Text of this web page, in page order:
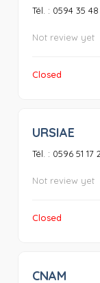
Tél. : 0594 35
Not review yet
Closed
URSIAE
Tél. : 0596 51 17
Not review yet
Closed
CNAM